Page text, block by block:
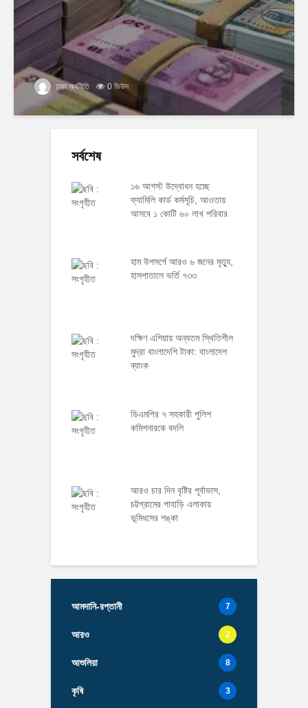
ঢাকা অর্থনীতি 0 ভিউস
সর্বশেষ
১৬ আগস্ট উদ্বোধন হচ্ছে
ফ্যামিলি কার্ড কর্মসূচি, আওতায়
আসবে ১ কোটি ৬০ লাখ পরিবার
হাম উপসর্গে আরও ৬ জনের মৃত্যু,
হাসপাতালে ভর্তি ৭৩৩
দক্ষিণ এশিয়ায় অন্যতম স্থিতিশীল
মুদ্রা বাংলাদেশি টাকা: বাংলাদেশ
ব্যাংক
ডিএমপির ৭ সহকারী পুলিশ
কমিশনারকে বদলি
আরও চার দিন বৃষ্টির পূর্বাভাস,
চট্টগ্রামের পাহাড়ি এলাকায়
ভূমিধসের শঙ্কা
আমদানি-রপ্তানী 7
আরও 2
আশুলিয়া 8
কৃষি 3